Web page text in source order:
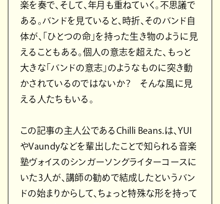
楽を奏で、そして、年月も重ねていく。不思議で
ある。バンドを見ていると、時折、そのバンド自
体が、「ひとつの命」を持った生き物のように見
えることもある。個人の意志を超えた、もっと
大きな「バンドの意志」のようなものに突き動
かされているのではないか？ そんな風に見
える人たちもいる。
この記事の主人公であるChilli Beans.は、YUI
やVaundyなどを輩出したことで知られる音楽
塾ヴォイスのシンガーソングライターコースに
いた3人が、講師の勧めで結成したというバン
ドの始まりからして、ちょっと特殊な形を持って